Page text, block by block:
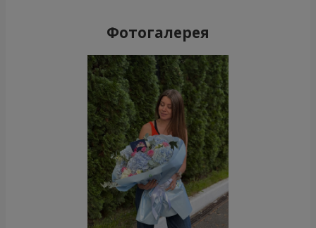
Фотогалерея